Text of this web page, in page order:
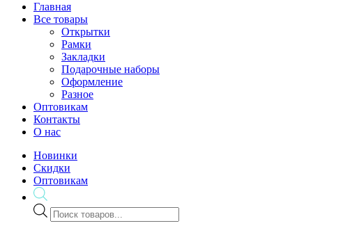
Главная
Все товары
Открытки
Рамки
Закладки
Подарочные наборы
Оформление
Разное
Оптовикам
Контакты
О нас
Новинки
Скидки
Оптовикам
Поиск
товаров